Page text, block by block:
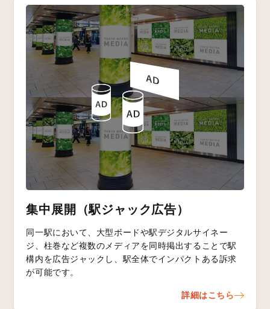
集中展開（駅ジャック広告）
同一駅において、大型ボードや駅デジタルサイネー
ジ、柱巻など複数のメディアを同時掲出することで駅
構内を広告ジャックし、駅全体でインパクトある訴求
が可能です。
詳細はこちら